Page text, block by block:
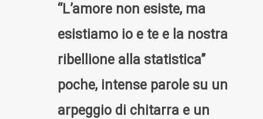
“L’amore non esiste, ma
esistiamo io e te e la nostra
ribellione alla statistica”
poche, intense parole su un
arpeggio di chitarra e un